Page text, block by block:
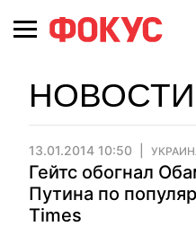
НОВОСТИ
13.01.2014 10:50
Гейтс обогнал
Путина по
Times